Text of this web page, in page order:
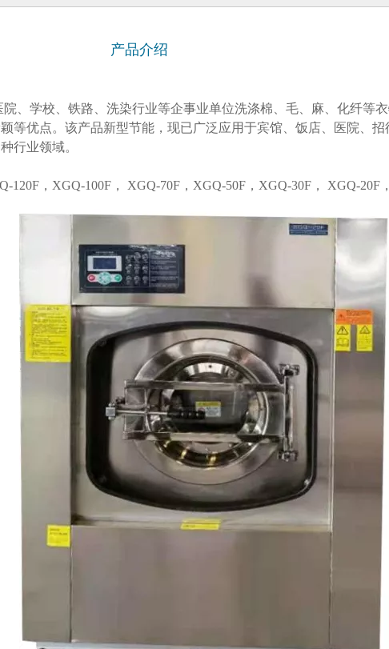
产品介绍
、学校、铁路、洗染行业等企事业单位洗涤棉、毛、麻、化纤等
等优点。该产品新型节能，现已广泛应用于宾馆、饭店、医院、招
行业领域。
120F，XGQ-100F， XGQ-70F，XGQ-50F，XGQ-30F， XGQ-20F